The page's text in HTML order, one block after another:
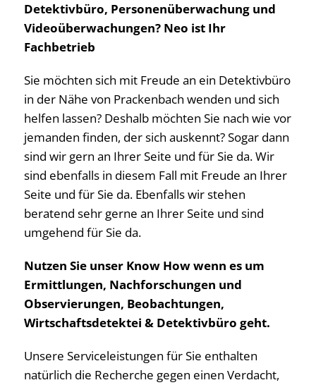
Detektivbüro, Personenüberwachung und
Videoüberwachungen? Neo ist Ihr
Fachbetrieb
Sie möchten sich mit Freude an ein Detektivbüro
in der Nähe von Prackenbach wenden und sich
helfen lassen? Deshalb möchten Sie nach wie vor
jemanden finden, der sich auskennt? Sogar dann
sind wir gern an Ihrer Seite und für Sie da. Wir
sind ebenfalls in diesem Fall mit Freude an Ihrer
Seite und für Sie da. Ebenfalls wir stehen
beratend sehr gerne an Ihrer Seite und sind
umgehend für Sie da.
Nutzen Sie unser Know How wenn es um
Ermittlungen, Nachforschungen und
Observierungen, Beobachtungen,
Wirtschaftsdetektei & Detektivbüro geht.
Unsere Serviceleistungen für Sie enthalten
natürlich die Recherche gegen einen Verdacht,